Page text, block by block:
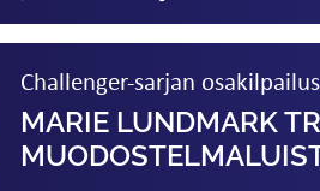
Challenger-sarjan
MARIE LUNDMARK